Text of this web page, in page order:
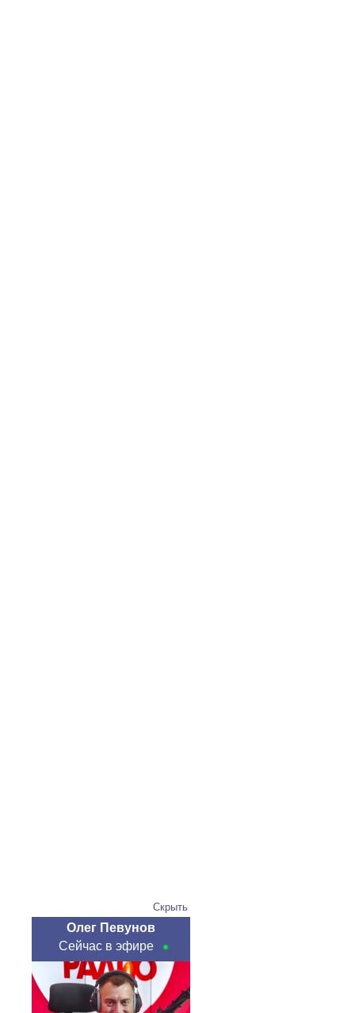
Скрыть
Олег Певунов
Сейчас в эфире